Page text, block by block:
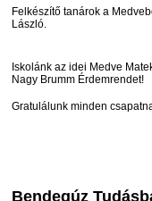
Felkészítő tanárok a
László.
Iskolánk az idei Medve
Nagy Brumm Érdemrendet!
Gratulálunk minden
Bendegúz